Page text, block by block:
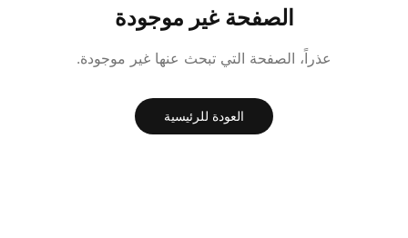
الصفحة غير موجودة
عذراً، الصفحة التي تبحث عنها غير موجودة.
العودة للرئيسية